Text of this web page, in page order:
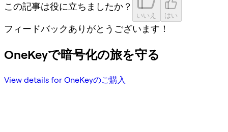
この記事は役に立ちましたか？
いいえ はい
フィードバックありがとうございます！
OneKeyで暗号化の旅を守る
View details for OneKeyのご購入